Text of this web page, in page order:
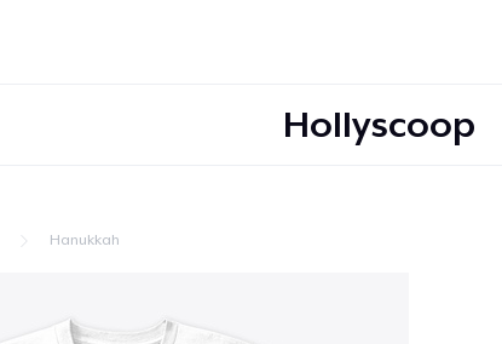
Hollyscoop
Hanukkah